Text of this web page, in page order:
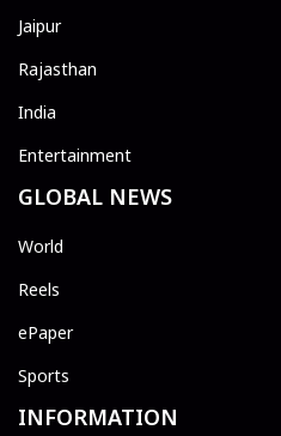
Jaipur
Rajasthan
India
Entertainment
GLOBAL NEWS
World
Reels
ePaper
Sports
INFORMATION